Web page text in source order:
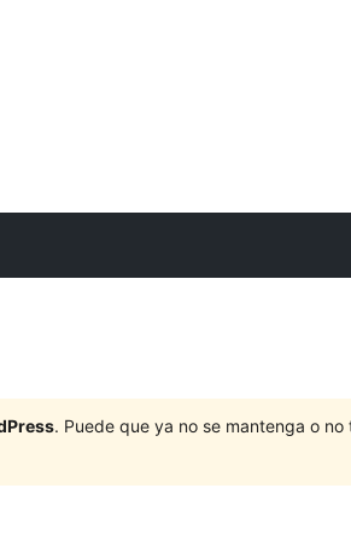
. Puede que ya no se mantenga o